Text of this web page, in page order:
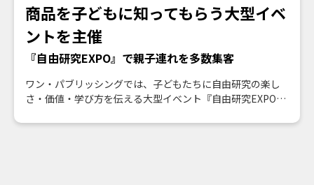
商品を子どもに知ってもらう大型イベ
ントを主催
『自由研究EXPO』で親子連れを多数集客
ワン・パブリッシングでは、子どもたちに自由研究の楽し
さ・価値・学び方を伝える大型イベント『自由研究EXPO』
ブースを出展いただくことで、未来の顧客であるキッズた